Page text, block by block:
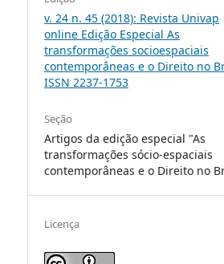
v. 24 n. 45 (2018): Revista Univap
online Edição Especial As
transformações socioespaciais
contemporâneas e o Direito no
ISSN 2237-1753
Seção
Artigos da edição especial "As
transformações sócio-espaciais
contemporâneas e o Direito no
Licença